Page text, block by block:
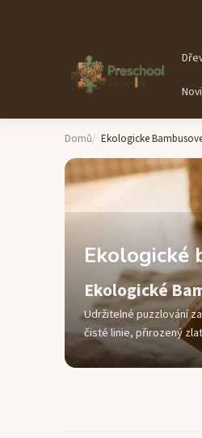
Domů Ekologicke
Ekologické
Ekologické
Udržitelné puzzlování
čisté linie, přirozený